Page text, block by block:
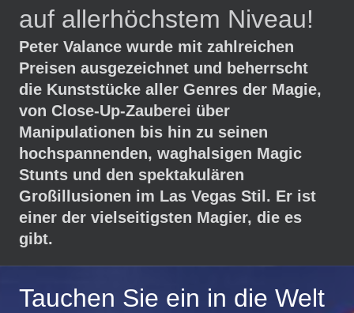
auf allerhöchstem Niveau!
Peter Valance wurde mit zahlreichen
Preisen ausgezeichnet und beherrscht
die Kunststücke aller Genres der Magie,
von Close-Up-Zauberei über
Manipulationen bis hin zu seinen
hochspannenden, waghalsigen Magic
Stunts und den spektakulären
Großillusionen im Las Vegas Stil. Er ist
einer der vielseitigsten Magier, die es
gibt.
Tauchen Sie ein in die Welt